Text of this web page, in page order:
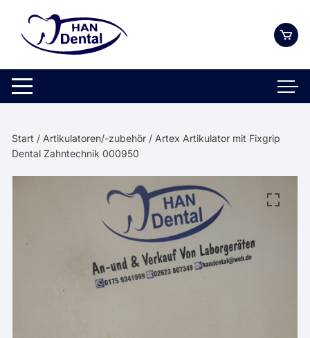
springen
Start / Artikulatoren/-zubehör / Artex Artikulator mit Fixgrip
Dental Zahntechnik 000950